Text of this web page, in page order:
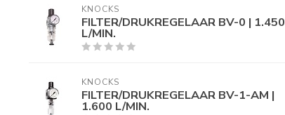
KNOCKS
FILTER/DRUKREGELAAR BV-0 | 1.450
L/MIN.
KNOCKS
FILTER/DRUKREGELAAR BV-1-AM |
1.600 L/MIN.